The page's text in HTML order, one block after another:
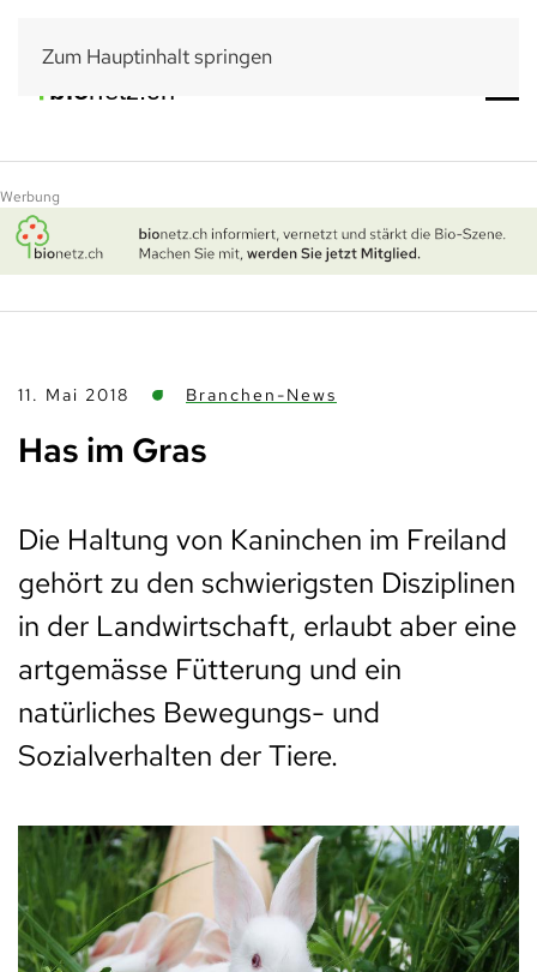
Zum Hauptinhalt springen
Werbung
11. Mai 2018 Branchen-News
Has im Gras
Die Haltung von Kaninchen im Freiland
gehört zu den schwierigsten Disziplinen
in der Landwirtschaft, erlaubt aber eine
artgemässe Fütterung und ein
natürliches Bewegungs- und
Sozialverhalten der Tiere.